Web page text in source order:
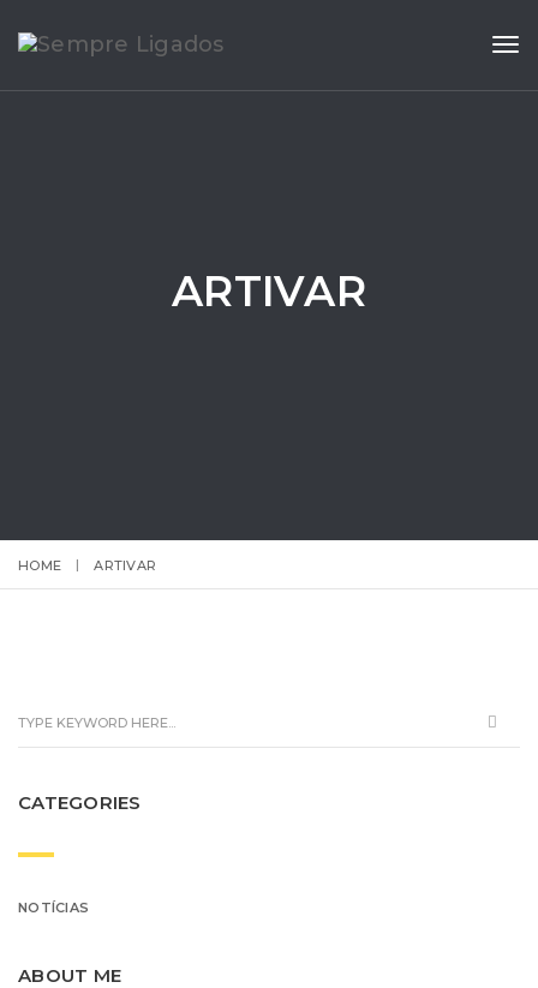
ARTIVAR
HOME ARTIVAR
CATEGORIES
NOTÍCIAS
ABOUT ME